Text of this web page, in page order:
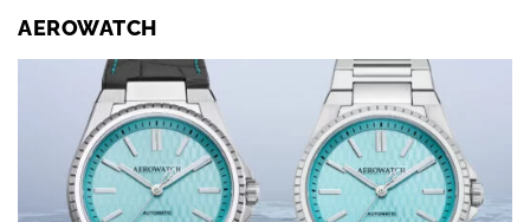
AEROWATCH